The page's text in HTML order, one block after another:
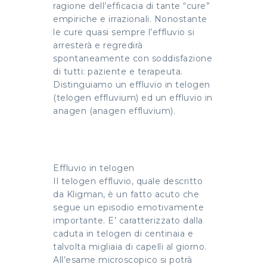
ragione dell’efficacia di tante “cure”
empiriche e irrazionali. Nonostante
le cure quasi sempre l’effluvio si
arresterà e regredirà
spontaneamente con soddisfazione
di tutti: paziente e terapeuta.
Distinguiamo un effluvio in telogen
(telogen effluvium) ed un effluvio in
anagen (anagen effluvium).
Effluvio in telogen
Il telogen effluvio, quale descritto
da Kligman, è un fatto acuto che
segue un episodio emotivamente
importante. E’ caratterizzato dalla
caduta in telogen di centinaia e
talvolta migliaia di capelli al giorno.
All’esame microscopico si potrà